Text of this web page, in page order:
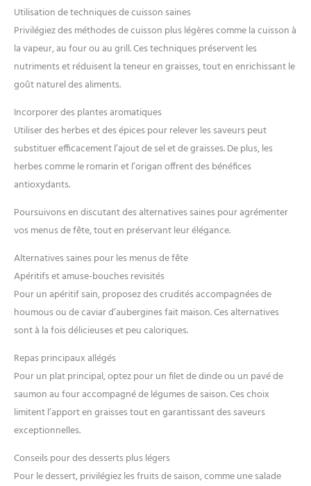
Utilisation de techniques de cuisson saines
Privilégiez des méthodes de cuisson plus légères comme la cuisson à
la vapeur, au four ou au grill. Ces techniques préservent les
nutriments et réduisent la teneur en graisses, tout en enrichissant le
goût naturel des aliments.
Incorporer des plantes aromatiques
Utiliser des herbes et des épices pour relever les saveurs peut
substituer efficacement l’ajout de sel et de graisses. De plus, les
herbes comme le romarin et l’origan offrent des bénéfices
antioxydants.
Poursuivons en discutant des alternatives saines pour agrémenter
vos menus de fête, tout en préservant leur élégance.
Alternatives saines pour les menus de fête
Apéritifs et amuse-bouches revisités
Pour un apéritif sain, proposez des crudités accompagnées de
houmous ou de caviar d’aubergines fait maison. Ces alternatives
sont à la fois délicieuses et peu caloriques.
Repas principaux allégés
Pour un plat principal, optez pour un filet de dinde ou un pavé de
saumon au four accompagné de légumes de saison. Ces choix
limitent l’apport en graisses tout en garantissant des saveurs
exceptionnelles.
Conseils pour des desserts plus légers
Pour le dessert, privilégiez les fruits de saison, comme une salade